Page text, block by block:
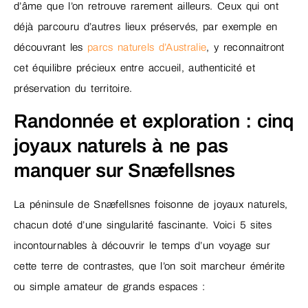
d’âme que l’on retrouve rarement ailleurs. Ceux qui ont
déjà parcouru d’autres lieux préservés, par exemple en
découvrant les parcs naturels d’Australie, y reconnaitront
cet équilibre précieux entre accueil, authenticité et
préservation du territoire.
Randonnée et exploration : cinq
joyaux naturels à ne pas
manquer sur Snæfellsnes
La péninsule de Snæfellsnes foisonne de joyaux naturels,
chacun doté d’une singularité fascinante. Voici 5 sites
incontournables à découvrir le temps d’un voyage sur
cette terre de contrastes, que l’on soit marcheur émérite
ou simple amateur de grands espaces :